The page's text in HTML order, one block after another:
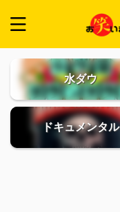
水ダウ
ドキュメンタル